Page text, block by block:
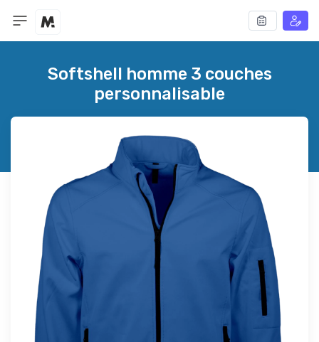
Softshell homme 3 couches
personnalisable